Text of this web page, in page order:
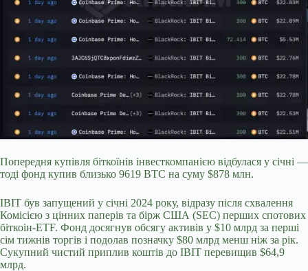
Попередня купівля біткоїнів інвесткомпанією відбулася у січні —
тоді фонд купив близько 9619 BTC на суму $878 млн.
IBIT був запущений у січні 2024 року, відразу після схвалення
Комісією з цінних паперів та бірж США (SEC) перших спотових
біткоін-ETF. Фонд досягнув обсягу активів у $10 млрд за перші
сім тижнів торгів і подолав позначку $80 млрд менш ніж за рік.
Сукупний чистий приплив коштів до IBIT перевищив $64,9
млрд.